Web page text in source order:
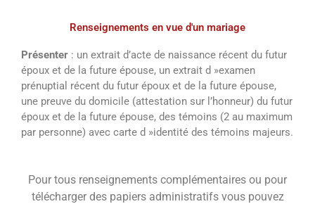
Renseignements en vue d'un mariage
Présenter : un extrait d’acte de naissance récent du futur
époux et de la future épouse, un extrait d »examen
prénuptial récent du futur époux et de la future épouse,
une preuve du domicile (attestation sur l’honneur) du futur
époux et de la future épouse, des témoins (2 au maximum
par personne) avec carte d »identité des témoins majeurs.
Pour tous renseignements complémentaires ou pour
télécharger des papiers administratifs vous pouvez